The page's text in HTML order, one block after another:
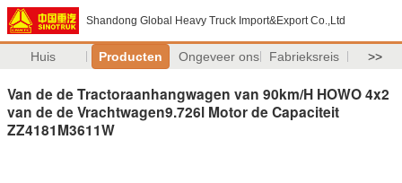
Shandong Global Heavy Truck Import&Export Co.,Ltd
Huis Producten Ongeveer ons Fabrieksreis >>
Van de de Tractoraanhangwagen van 90km/H HOWO 4x2
van de de Vrachtwagen9.726l Motor de Capaciteit
ZZ4181M3611W